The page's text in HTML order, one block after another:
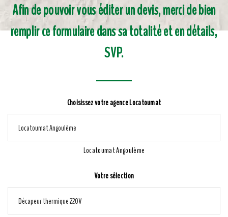
Afin de pouvoir vous éditer un devis, merci de bien
remplir ce formulaire dans sa totalité et en détails,
SVP.
Choisissez votre agence Locatoumat
Locatoumat Angoulême
Votre sélection